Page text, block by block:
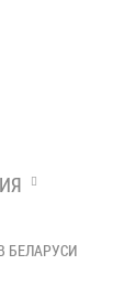
БЕЛАРУСИ